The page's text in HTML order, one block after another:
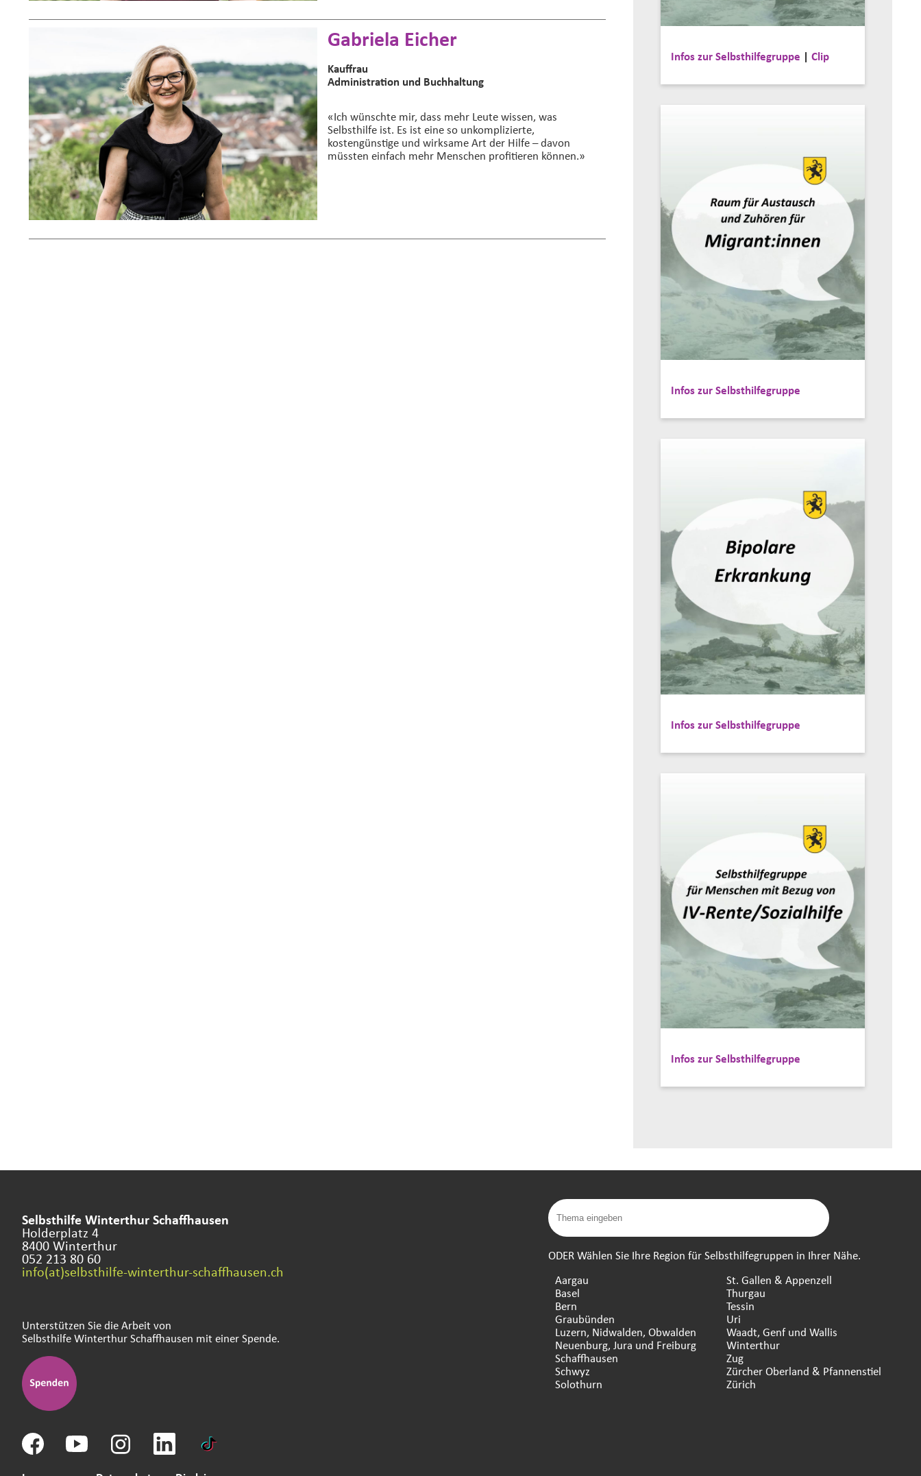
Gabriela Eicher
Kauffrau
Administration und Buchhaltung
«Ich wünschte mir, dass mehr Leute wissen, was
Selbsthilfe ist. Es ist eine so unkomplizierte,
kostengünstige und wirksame Art der Hilfe – davon
müssten einfach mehr Menschen profitieren können.»
Infos zur Selbsthilfegruppe | Clip
Infos zur Selbsthilfegruppe
Infos zur Selbsthilfegruppe
Infos zur Selbsthilfegruppe
Selbsthilfe Winterthur Schaffhausen
Holderplatz 4
8400 Winterthur
052 213 80 60
info(at)selbsthilfe-winterthur-schaffhausen.ch
Unterstützen Sie die Arbeit von
Selbsthilfe Winterthur Schaffhausen mit einer Spende.
ODER Wählen Sie Ihre Region für Selbsthilfegruppen in Ihrer Nähe.
Aargau
Basel
Bern
Graubünden
Luzern, Nidwalden, Obwalden
Neuenburg, Jura und Freiburg
Schaffhausen
Schwyz
Solothurn
St. Gallen & Appenzell
Thurgau
Tessin
Uri
Waadt, Genf und Wallis
Winterthur
Zug
Zürcher Oberland & Pfannenstiel
Zürich